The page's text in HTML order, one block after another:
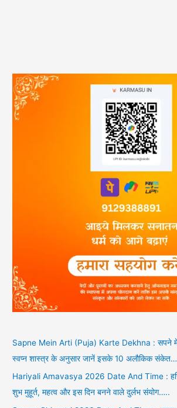
Sapne Mein Arti (Puja) Karte Dekhna : सपने
स्वप्न शास्त्र के अनुसार जानें इसके 10 अलौकिक संकेत…
Hariyali Amavasya 2026 Date And Time :
शुभ मुहूर्त, महत्व और इस दिन बनने वाले दुर्लभ संयोग…..